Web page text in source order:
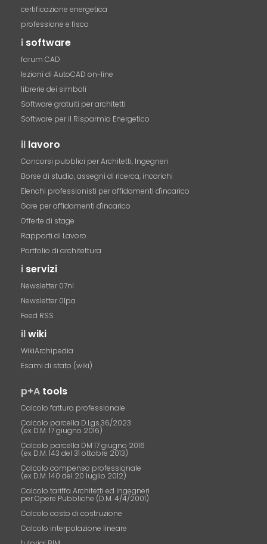
certificazione energetica
professione e fisco
i software
forum CAD
lezioni di AutoCAD on-line
librerie dei simboli
Software gratuiti per architetti
Software per il Risparmio Energetico
il lavoro
Concorsi pubblici per Architetti, Ingegneri
Borse di studio, assegni di ricerca, incarichi
Elenchi professionisti per affidamenti d'incarico
Gare per affidamenti d'incarico
Offerte di stage
Rapporti di Lavoro
Portfolio di architettura
i servizi
Newsletter 07nl
Newsletter 01pa
Feed RSS
ilwiki
WikiArchipedia
Esami di stato (wiki)
p+A tools
Calcolo fattura professionale
Calcolo parcella D.Lgs.36/2023
(ex D.M. 17 giugno 2016)
Calcolo parcella DM 17 giugno 2016
(ex D.M. 143 del 31 ottobre 2013)
Calcolo compenso professionale
(ex D.M. 140 del 20 luglio 2012)
Calcolo tariffa Architetti ed Ingegneri
per Opere Pubbliche (D.M. 4/4/2001)
Calcolo costo di costruzione
Calcolo interpolazione lineare